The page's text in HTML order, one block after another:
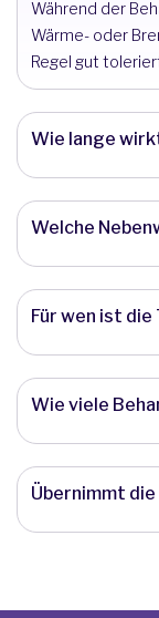
Während der
Wärme- oder
Regel gut
Wie lange
Welche
Für wen ist
Wie viele
Übernimmt